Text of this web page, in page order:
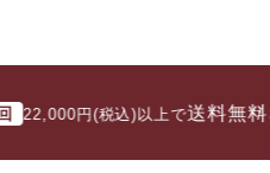
(税込)以上で送料無料/ 33,000円(